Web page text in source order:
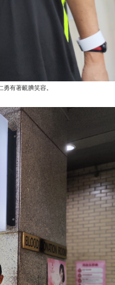
有著靦腆笑容。